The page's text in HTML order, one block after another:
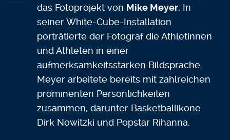
das Fotoprojekt von Mike Meyer. In
seiner White-Cube-Installation
porträtierte der Fotograf die Athletinnen
und Athleten in einer
aufmerksamkeitsstarken Bildsprache.
Meyer arbeitete bereits mit zahlreichen
prominenten Persönlichkeiten
zusammen, darunter Basketballikone
Dirk Nowitzki und Popstar Rihanna.